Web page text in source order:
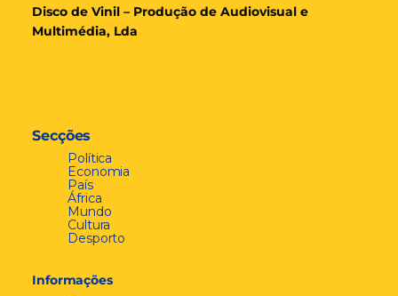
Disco de Vinil – Produção de Audiovisual e
Multimédia, Lda
Secções
Política
Economia
País
África
Mundo
Cultura
Desporto
Informações